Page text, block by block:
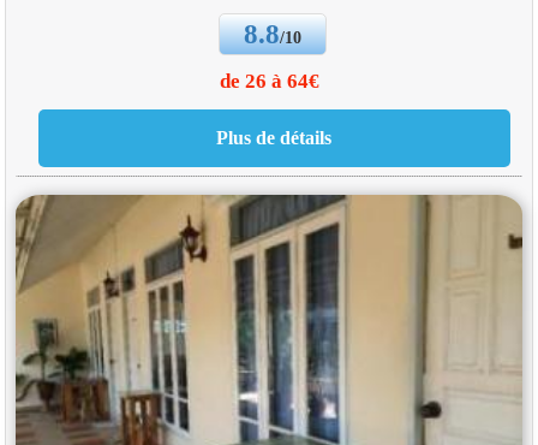
8.8/10
de 26 à 64€